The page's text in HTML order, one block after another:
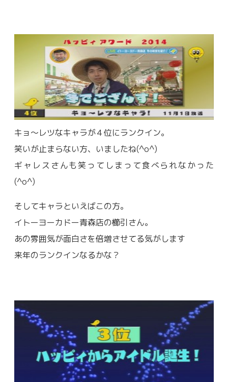
キョ～レツなキャラが４位にランクイン。
笑いが止まらない方、いましたね(^o^)
ギャレスさんも笑ってしまって食べられなかった
(^o^)
そしてキャラといえばこの方。
イトーヨーカドー青森店の櫛引さん。
あの雰囲気が面白さを倍増させてる気がします
来年のランクインなるかな？